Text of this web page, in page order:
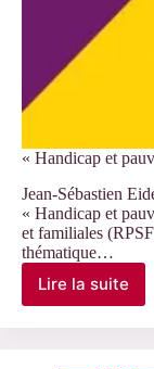
« Handicap et
Jean-Sébastien
« Handicap et
et familiales
thématique…
Lire la suite
«